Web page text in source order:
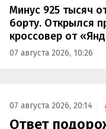
Минус 925 тысяч
борту. Открылся
кроссовер от
07 августа 2026, 10:26
07 августа 2026, 20:14
Ответ